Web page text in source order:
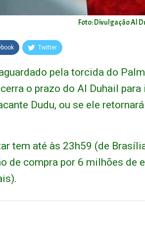
Foto: Divulgação Al
Twitter
pela torcida do
o prazo do Al Duhail
Dudu, ou se ele
tem até às 23h59 (de
de compra por 6 milhões de